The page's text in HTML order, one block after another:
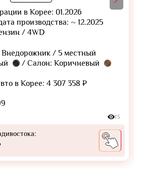
в Корее: 01.2026
производства: ~ 12.2025
/ 4WD
/ 5 местный
/ Салон: Коричневый
в Корее: 4 307 358 ₽
13